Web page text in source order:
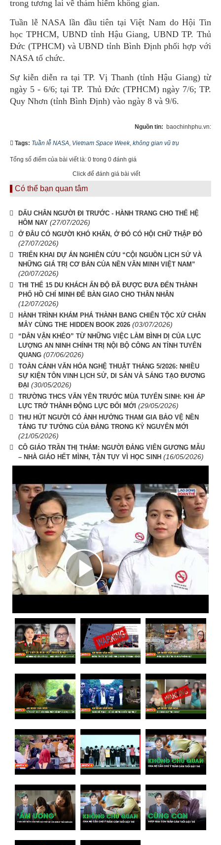
trong tương lai về thám hiểm không gian.
Tuần lễ NASA lần đầu tiên tại Việt Nam do Hội Tin
học TPHCM, UBND tỉnh Hậu Giang, UBND TP. Thủ
Đức (TPHCM) và UBND tỉnh Bình Định phối hợp với
NASA tổ chức.
Sự kiễn diễn ra tại TP. Vị Thanh (tỉnh Hậu Giang) từ
ngày 5 - 6/6; tại TP. Thủ Đức (TPHCM) ngày 7/6; TP.
Quy Nhơn (tỉnh Bình Định) vào ngày 8 và 9/6.
Nguồn tin: baochinhphu.vn:
Tags: Tuần lễ NASA Vietnam Space Week, không gian vũ trụ
Tổng số điểm của bài viết là: 0 trong 0 đánh giá
Click để đánh giá bài viết
Có thể bạn quan tâm
DẤU CHÂN NGƯỜI ĐI TRƯỚC - HÀNH TRANG CHO THẾ HỆ
HÔM NAY (27/07/2026)
Ở ĐÂU CÓ NGƯỜI KHÓ KHĂN, Ở ĐÓ CÓ HỘI CHỮ THẬP ĐỎ
(27/07/2026)
TRIỂN KHAI DỰ ÁN NGHIÊN CỨU “CỘI NGUỒN LỊCH SỬ VÀ
NHỮNG GIÁ TRỊ CƠ BẢN CỦA NỀN VĂN MINH VIỆT NAM”
(20/07/2026)
THI THỂ 15 DU KHÁCH ẤN ĐỘ ĐÃ ĐƯỢC ĐƯA ĐẾN THÀNH
PHỐ HỒ CHÍ MINH ĐỂ BÀN GIAO CHO THÂN NHÂN
(12/07/2026)
HÀNH TRÌNH KHÁM PHÁ THÀNH BANG CHIẾN TỘC XỨ CHÂN
MÂY CÙNG THE HIDDEN BOOK 2026 (03/07/2026)
“DÂN VẬN KHÉO” TỪ NHỮNG VIỆC LÀM BÌNH DỊ CỦA LỰC
LƯỢNG AN NINH CHÍNH TRỊ NỘI BỘ CÔNG AN TỈNH TUYÊN
QUANG (07/06/2026)
TOÀN CẢNH VĂN HÓA NGHỆ THUẬT THÁNG 5/2026: NHIỀU
SỰ KIỆN TÔN VINH LỊCH SỬ, DI SẢN VÀ SÁNG TẠO ĐƯƠNG
ĐẠI (30/05/2026)
TRƯỜNG THCS VĂN YÊN TRƯỚC MÙA TUYỂN SINH: KHI ÁP
LỰC TRỞ THÀNH ĐỘNG LỰC ĐỔI MỚI (29/05/2026)
THU HÚT NGƯỜI CÓ ẢNH HƯỞNG THAM GIA BẢO VỆ NỀN
TẢNG TƯ TƯỞNG CỦA ĐẢNG TRONG KỶ NGUYÊN MỚI
(21/05/2026)
CÔ GIÁO TRẦN THỊ THẮM: NGƯỜI ĐẢNG VIÊN GƯƠNG MẪU
– NHÀ GIÁO HẾT MÌNH, TẬN TỤY VÌ HỌC SINH (16/05/2026)